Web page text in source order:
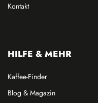
Kontakt
HILFE & MEHR
Kaffee-Finder
Blog & Magazin